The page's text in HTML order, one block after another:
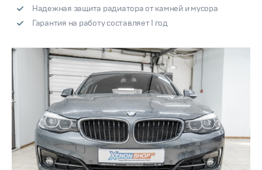
Надежная защита радиатора от камней и мусора
Гарантия на работу составляет 1 год